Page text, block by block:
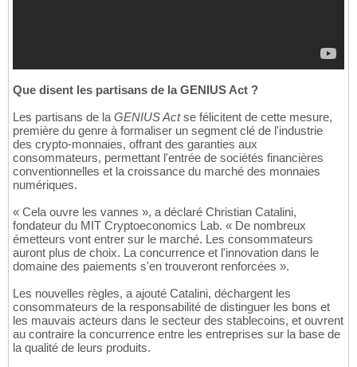
Que disent les partisans de la GENIUS Act ?
Les partisans de la GENIUS Actse félicitent de cette mesure,
première du genre à formaliser un segment clé de l'industrie
des crypto-monnaies, offrant des garanties aux
consommateurs, permettant l'entrée de sociétés financières
conventionnelles et la croissance du marché des monnaies
numériques.
« Cela ouvre les vannes », a déclaré Christian Catalini,
fondateur du MIT Cryptoeconomics Lab. « De nombreux
émetteurs vont entrer sur le marché. Les consommateurs
auront plus de choix. La concurrence et l'innovation dans le
domaine des paiements s'en trouveront renforcées ».
Les nouvelles règles, a ajouté Catalini, déchargent les
consommateurs de la responsabilité de distinguer les bons et
les mauvais acteurs dans le secteur des stablecoins, et ouvrent
au contraire la concurrence entre les entreprises sur la base de
la qualité de leurs produits.